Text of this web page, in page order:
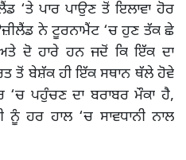
‘ਤੇ ਪਾਰ ਪਾਉਣ ਤੋਂ ਇਲਾਵਾ ਹੋਰ
ਨੇ ਟੂਰਨਾਮੈਂਟ ‘ਚ ਹੁਣ ਤੱਕ ਛੇ
ਦੋ ਹਾਰੇ ਹਨ ਜਦੋਂ ਕਿ ਇੱਕ ਦਾ
ਤੋਂ ਬੇਸ਼ੱਕ ਹੀ ਇੱਕ ਸਥਾਨ ਥੱਲੇ ਹੋਵੇ
ਪਹੁੰਚਣ ਦਾ ਬਰਾਬਰ ਮੌਕਾ ਹੈ,
ਨੂੰ ਹਰ ਹਾਲ ‘ਚ ਸਾਵਧਾਨੀ ਨਾਲ